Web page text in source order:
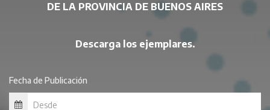
DE LA PROVINCIA DE BUENOS AIRES
Descarga los ejemplares.
Fecha de Publicación